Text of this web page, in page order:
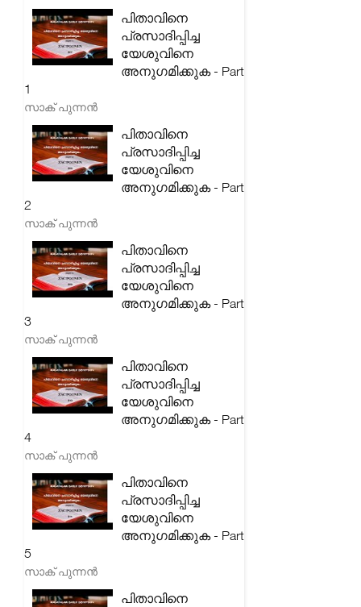
പിതാവിനെ
പ്രസാദിപ്പിച്ച
യേശുവിനെ
അനുഗമിക്കുക - Part
1
സാക് പുന്നൻ
പിതാവിനെ
പ്രസാദിപ്പിച്ച
യേശുവിനെ
അനുഗമിക്കുക - Part
2
സാക് പുന്നൻ
പിതാവിനെ
പ്രസാദിപ്പിച്ച
യേശുവിനെ
അനുഗമിക്കുക - Part
3
സാക് പുന്നൻ
പിതാവിനെ
പ്രസാദിപ്പിച്ച
യേശുവിനെ
അനുഗമിക്കുക - Part
4
സാക് പുന്നൻ
പിതാവിനെ
പ്രസാദിപ്പിച്ച
യേശുവിനെ
അനുഗമിക്കുക - Part
5
സാക് പുന്നൻ
പിതാവിനെ